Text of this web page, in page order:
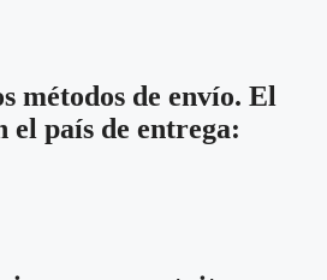
métodos de envío. El
el país de entrega: